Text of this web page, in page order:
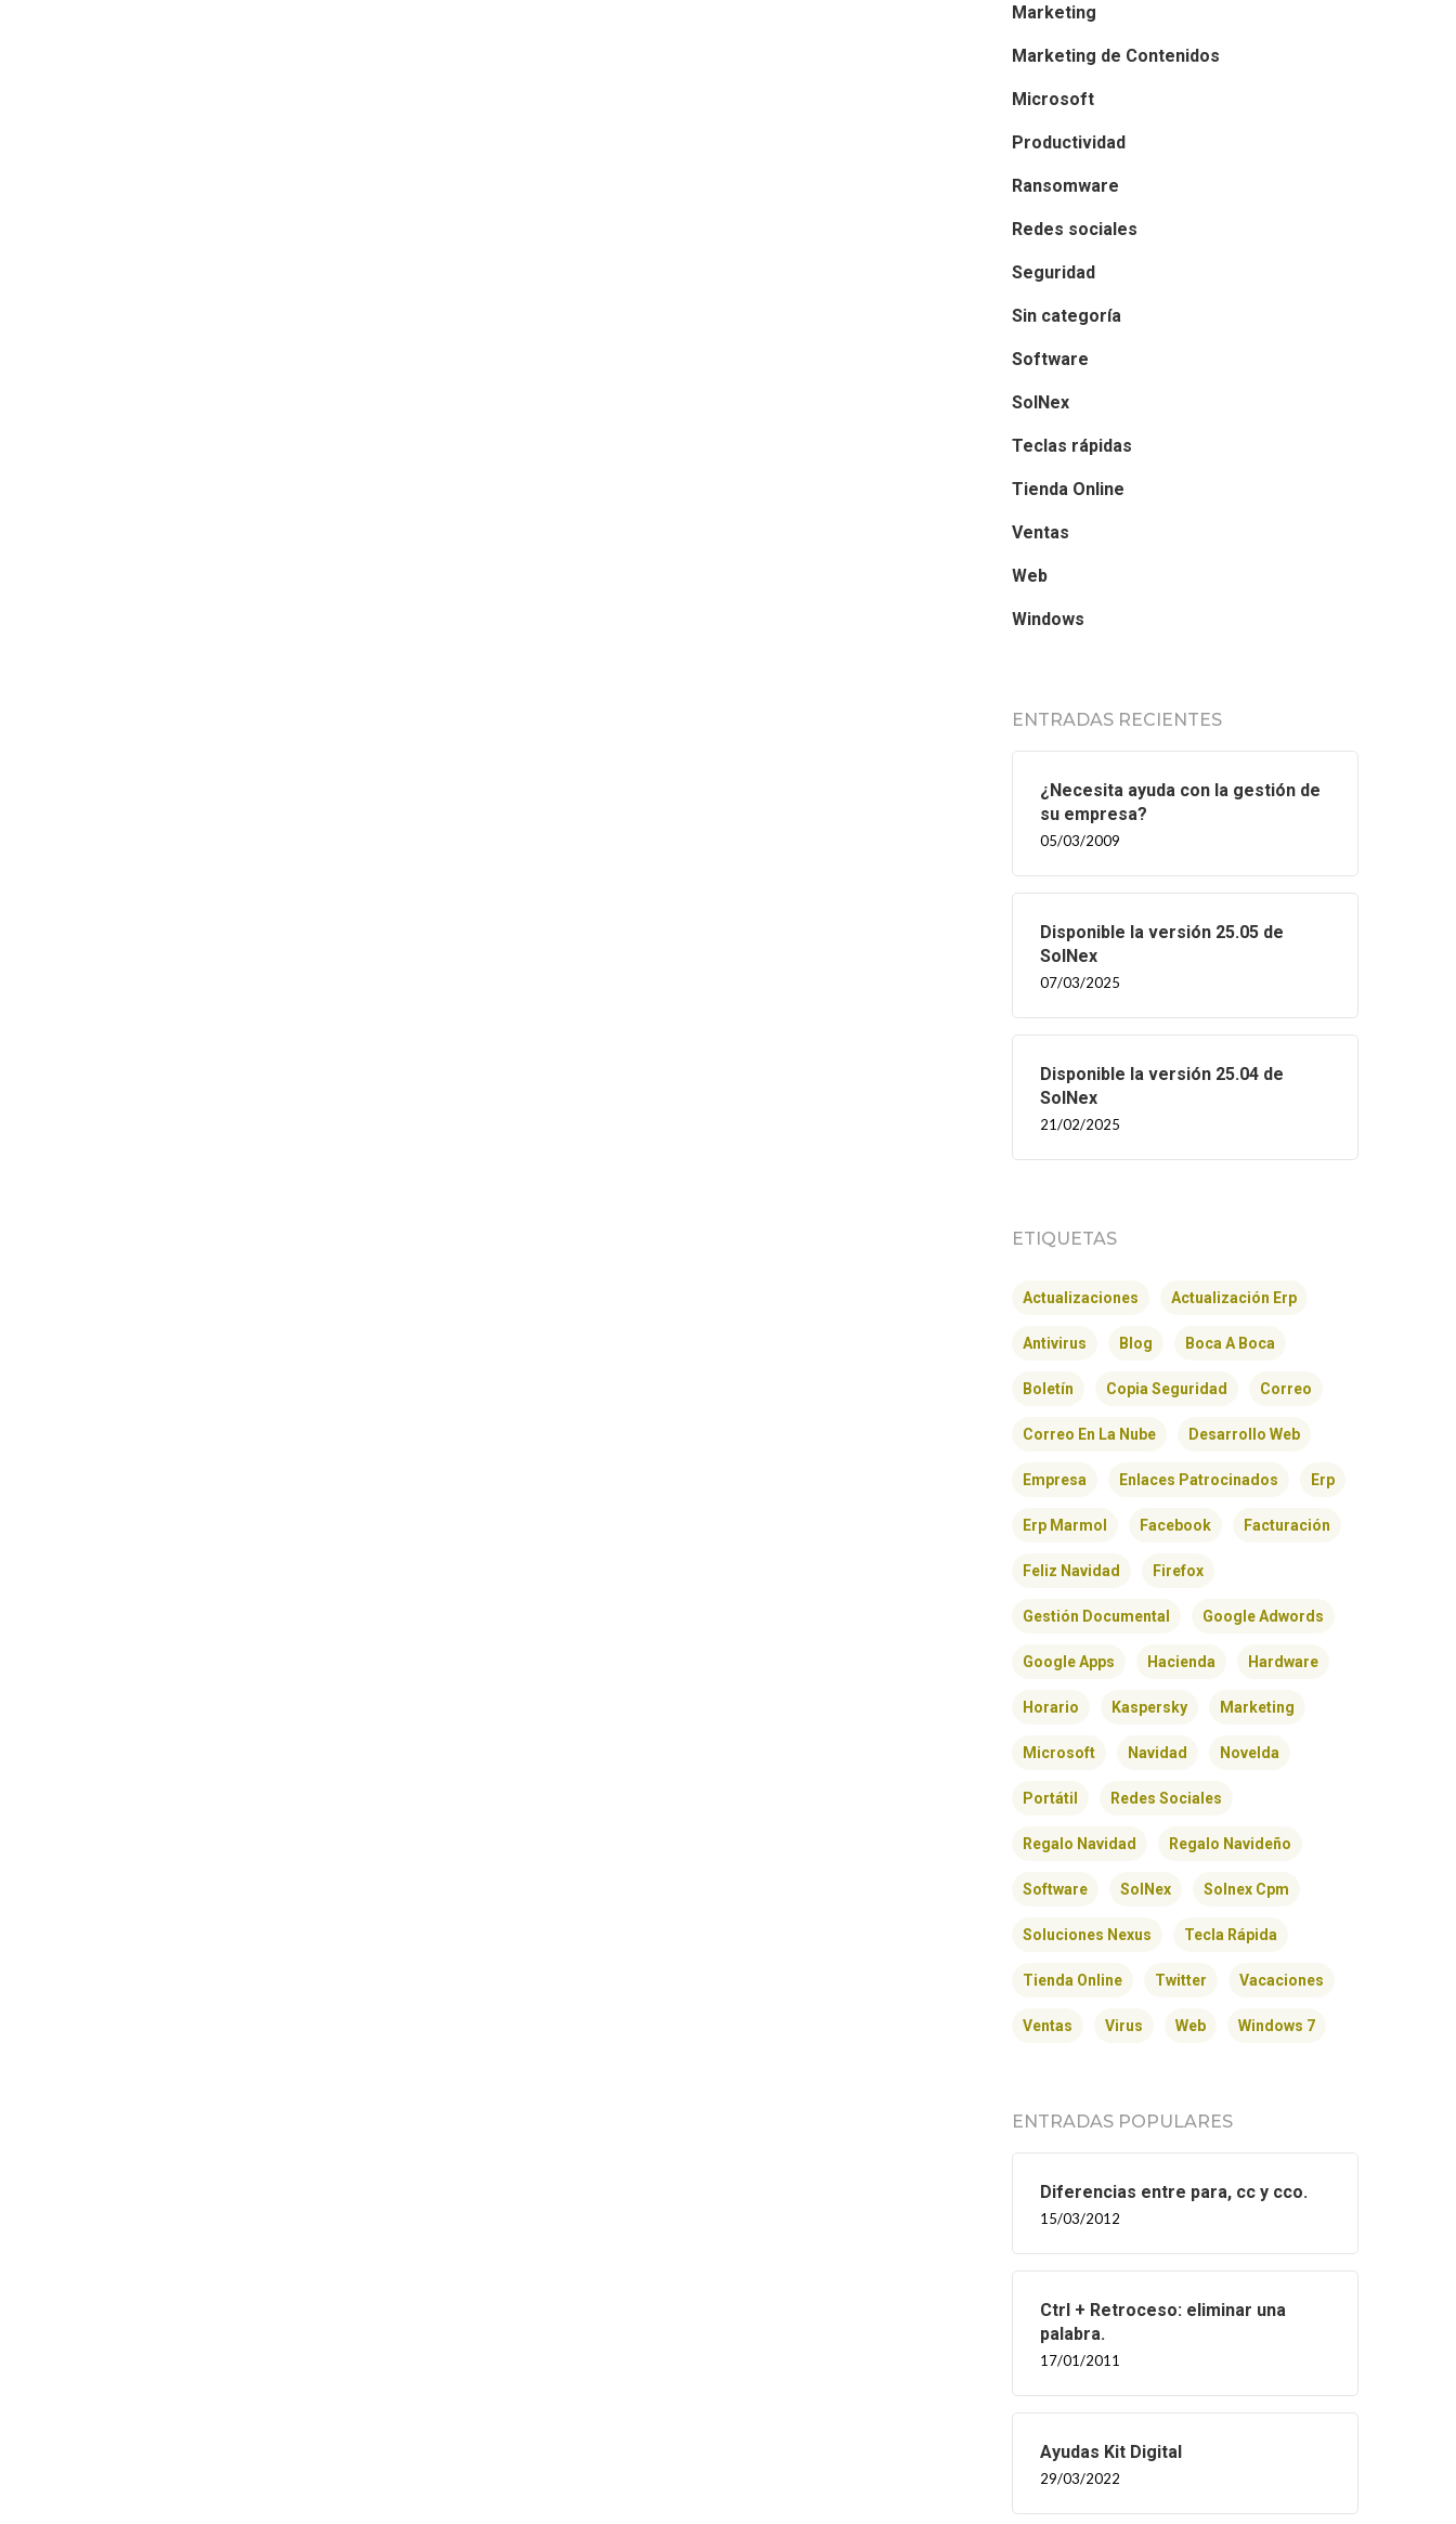
Marketing
Marketing de Contenidos
Microsoft
Productividad
Ransomware
Redes sociales
Seguridad
Sin categoría
Software
SolNex
Teclas rápidas
Tienda Online
Ventas
Web
Windows
ENTRADAS RECIENTES
¿Necesita ayuda con la gestión de
su empresa?
05/03/2009
Disponible la versión 25.05 de
SolNex
07/03/2025
Disponible la versión 25.04 de
SolNex
21/02/2025
ETIQUETAS
Actualizaciones Actualización Erp
Antivirus Blog Boca A Boca
Boletín Copia Seguridad Correo
Correo En La Nube Desarrollo Web
Empresa Enlaces Patrocinados Erp
Erp Marmol Facebook Facturación
Feliz Navidad Firefox
Gestión Documental Google Adwords
Google Apps Hacienda Hardware
Horario Kaspersky Marketing
Microsoft Navidad Novelda
Portátil Redes Sociales
Regalo Navidad Regalo Navideño
Software SolNex Solnex Cpm
Soluciones Nexus Tecla Rápida
Tienda Online Twitter Vacaciones
Ventas Virus Web Windows 7
ENTRADAS POPULARES
Diferencias entre para, cc y cco.
15/03/2012
Ctrl + Retroceso: eliminar una
palabra.
17/01/2011
Ayudas Kit Digital
29/03/2022